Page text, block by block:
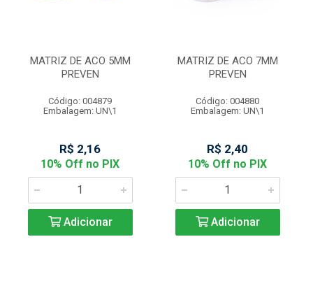
MATRIZ DE ACO 5MM
PREVEN
Código: 004879
Embalagem: UN\1
R$ 2,16
10% Off no PIX
Adicionar
MATRIZ DE ACO 7MM
PREVEN
Código: 004880
Embalagem: UN\1
R$ 2,40
10% Off no PIX
Adicionar